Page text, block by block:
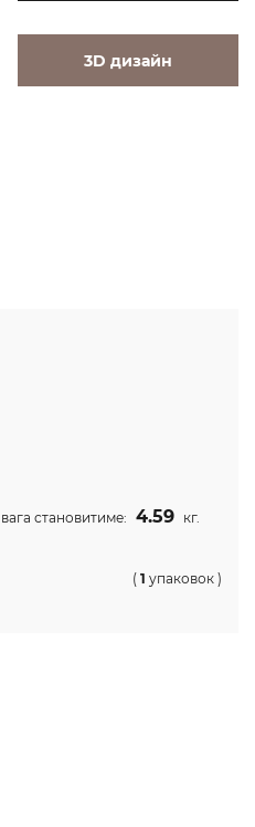
3D дизайн
становитиме: 4.59 кг.
( 1 упаковок )